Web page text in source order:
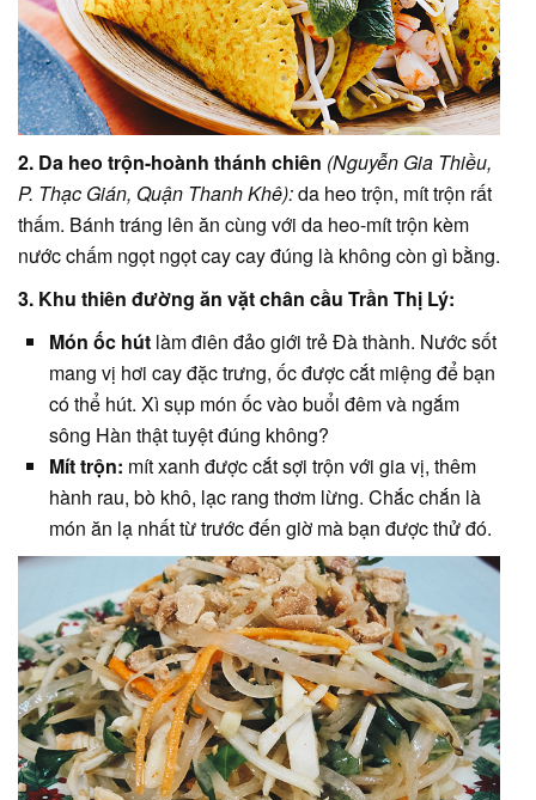
2. Da heo trộn-hoành thánh chiên (Nguyễn Gia Thiều,
P. Thạc Gián, Quận Thanh Khê):da heo trộn, mít trộn rất
thấm. Bánh tráng lên ăn cùng với da heo-mít trộn kèm
nước chấm ngọt ngọt cay cay đúng là không còn gì bằng.
3. Khu thiên đường ăn vặt chân cầu Trần Thị Lý:
Món ốc hút làm điên đảo giới trẻ Đà thành. Nước sốt
mang vị hơi cay đặc trưng, ốc được cắt miệng để bạn
có thể hút. Xì sụp món ốc vào buổi đêm và ngắm
sông Hàn thật tuyệt đúng không?
Mít trộn: mít xanh được cắt sợi trộn với gia vị, thêm
hành rau, bò khô, lạc rang thơm lừng. Chắc chắn là
món ăn lạ nhất từ trước đến giờ mà bạn được thử đó.